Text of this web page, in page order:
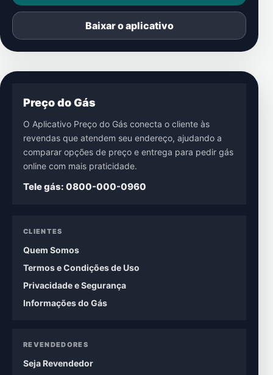
Baixar o aplicativo
Preço do Gás
O Aplicativo Preço do Gás conecta o cliente às
revendas que atendem seu endereço, ajudando a
comparar opções de preço e entrega para pedir gás
online com mais praticidade.
Tele gás: 0800-000-0960
CLIENTES
Quem Somos
Termos e Condições de Uso
Privacidade e Segurança
Informações do Gás
REVENDEDORES
Seja Revendedor